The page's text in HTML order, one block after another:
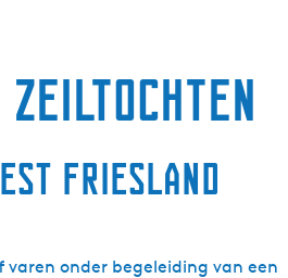
zeiltochten
Friesland
varen onder begeleiding van een